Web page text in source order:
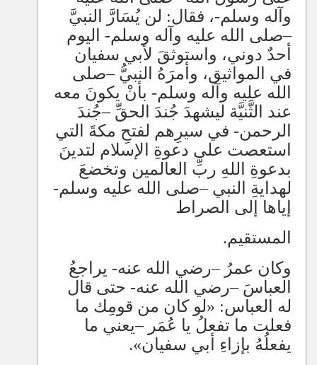
وآله وسلم-، فقال: لن يُسَارَّ النبيَّ
–صلى الله عليه وآله وسلم- اليوم
أحدٌ دوني، واستوثقَ لأبي سفيان
في المواثيق، وأمرَهُ النبيُّ–صلى
الله عليه وآله وسلم- بأنْ يكونَ معه
عند الثَّنيَّة ليشهدَ جُندَ الحقِّ–جُندَ
الرحمن- في سيرِهم لفتحِ مكةَ التي
استعصت على دعوةِ الإسلام لتدينَ
بدعوةِ اللهِ ربِّ العالمين وتخضعَ
لهدايةِ النبي–صلى الله عليه وسلم-
إياها إلى الصراط
المستقيم.
وكان عمرُ–رضي الله عنه- يراجعُ
العباسَ–رضي الله عنه- حتى قال
له العباس: «لو كان من قومِك ما
فعلت ما تفعلُ يا عُمَر–يعني ما
يفعلُهُ بإزاءِ أبي سفيان».